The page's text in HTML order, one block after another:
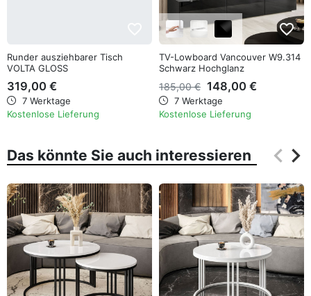
Runder ausziehbarer Tisch
VOLTA GLOSS
319,00 €
7 Werktage
Kostenlose Lieferung
favorite_border
TV-Lowboard Vancouver W9.314
Schwarz Hochglanz
185,00 € 148,00 €
7 Werktage
Kostenlose Lieferung
Das könnte Sie auch interessieren keyboard_arrow_left
keyboard_arrow_right